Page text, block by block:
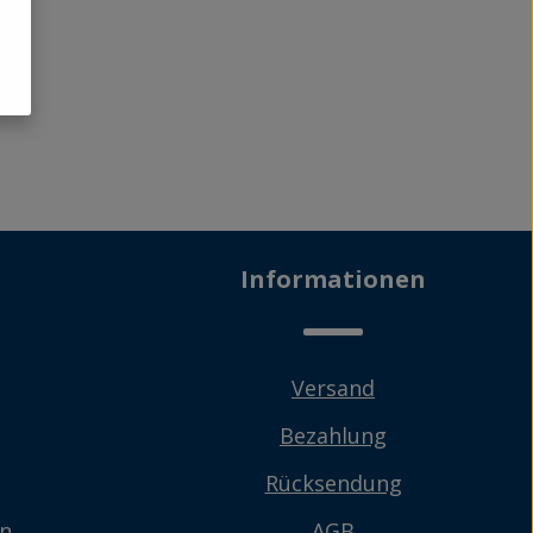
Informationen
Versand
Bezahlung
Rücksendung